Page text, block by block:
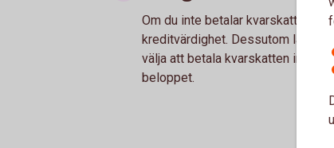
Om du inte betalar kvarskatten
kreditvärdighet. Dessutom lägger
välja att betala kvarskatten innan
beloppet.